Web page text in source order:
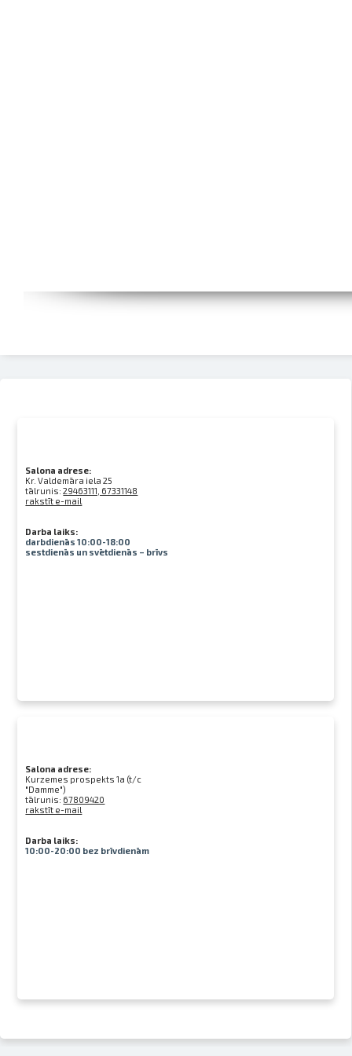
Salona adrese:
Kr. Valdemāra iela 25
tālrunis:29463111, 67331148
rakstīt e-mail
Darba laiks:
darbdienās 10:00-18:00
sestdienās un svētdienās – brīvs
Salona adrese:
Kurzemes prospekts 1a (t/c
"Damme")
tālrunis: 67809420
rakstīt e-mail
Darba laiks:
10:00-20:00 bez brīvdienām